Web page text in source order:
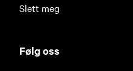
Slett meg
Følg oss